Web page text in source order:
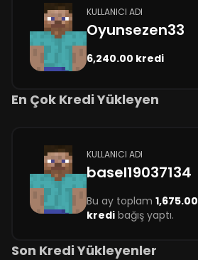
KULLANICI ADI
Oyunsezen33
6,240.00 kredi
En Çok Kredi Yükleyen
KULLANICI ADI
basel19037134
Bu ay toplam 1,675.00
kredi bağış yaptı.
Son Kredi Yükleyenler